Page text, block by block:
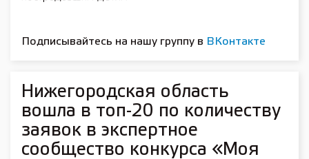
Подписывайтесь на нашу группу в ВКонтакте
Нижегородская область
вошла в топ-20 по количеству
заявок в экспертное
сообщество конкурса «Моя